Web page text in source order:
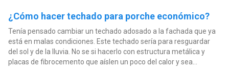
¿Cómo hacer techado para porche económico?
Tenía pensado cambiar un techado adosado a la fachada que ya
está en malas condiciones. Este techado sería para resguardar
del sol y de la lluvia. No se si hacerlo con estructura metálica y
placas de fibrocemento que aíslen un poco del calor y sea...